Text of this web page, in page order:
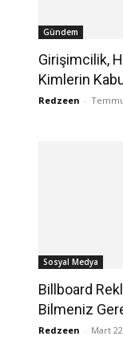
Gündem
Girişimcilik,
Kimlerin
Redzeen -
Sosyal Medya
Billboard
Bilmeniz
Redzeen - Mart